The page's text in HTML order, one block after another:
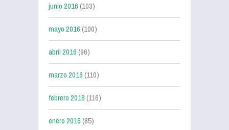
junio 2016(103)
mayo 2016(100)
abril 2016(96)
marzo 2016(110)
febrero 2016(116)
enero 2016(85)